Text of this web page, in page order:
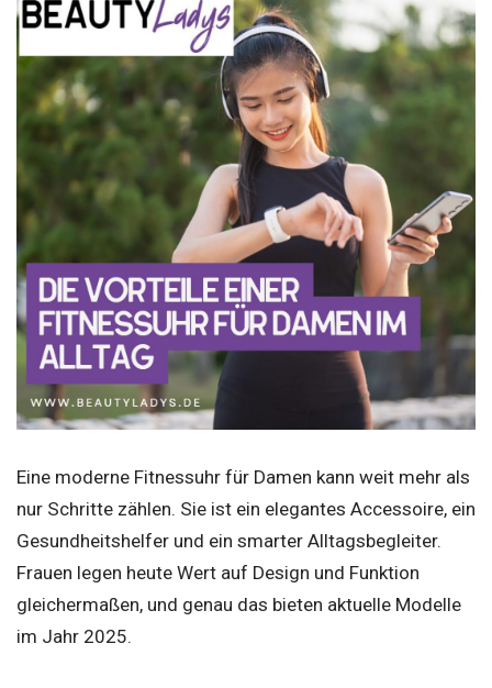
Eine moderne Fitnessuhr für Damen kann weit mehr als
nur Schritte zählen. Sie ist ein elegantes Accessoire, ein
Gesundheitshelfer und ein smarter Alltagsbegleiter.
Frauen legen heute Wert auf Design und Funktion
gleichermaßen, und genau das bieten aktuelle Modelle
im Jahr 2025.